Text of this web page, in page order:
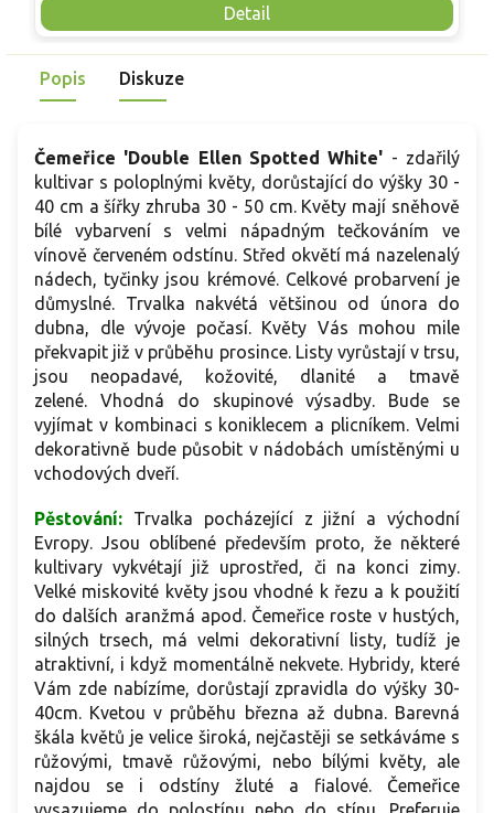
Detail
Po zakořenění snáší sucho, při zamokření se zhoršuje
zdravotní stav trsu. Rostliny dorůstají přibližně 40–50 cm na
výšku a 30–45 cm do šířky, vytvářejí hustý trs s drsnějšími,
zelenými listy.
Popis Diskuze
Čemeřice 'Double Ellen Spotted White' - zdařilý
kultivar s poloplnými květy, dorůstající do výšky 30 -
40 cm a šířky zhruba 30 - 50 cm. Květy mají sněhově
bílé vybarvení s velmi nápadným tečkováním ve
vínově červeném odstínu. Střed okvětí má nazelenalý
nádech, tyčinky jsou krémové. Celkové probarvení je
důmyslné. Trvalka nakvétá většinou od února do
dubna, dle vývoje počasí. Květy Vás mohou mile
překvapit již v průběhu prosince. Listy vyrůstají v trsu,
jsou neopadavé, kožovité, dlanité a tmavě
zelené. Vhodná do skupinové výsadby. Bude se
vyjímat v kombinaci s koniklecem a plicníkem. Velmi
dekorativně bude působit v nádobách umístěnými u
vchodových dveří.
Pěstování:
Trvalka pocházející z jižní a východní
Evropy. Jsou oblíbené především proto, že některé
kultivary vykvétají již uprostřed, či na konci zimy.
Velké miskovité květy jsou vhodné k řezu a k použití
do dalších aranžmá apod. Čemeřice roste v hustých,
silných trsech, má velmi dekorativní listy, tudíž je
atraktivní, i když momentálně nekvete. Hybridy, které
Vám zde nabízíme, dorůstají zpravidla do výšky 30-
40cm. Kvetou v průběhu března až dubna. Barevná
škála květů je velice široká, nejčastěji se setkáváme s
růžovými, tmavě růžovými, nebo bílými květy, ale
najdou se i odstíny žluté a fialové. Čemeřice